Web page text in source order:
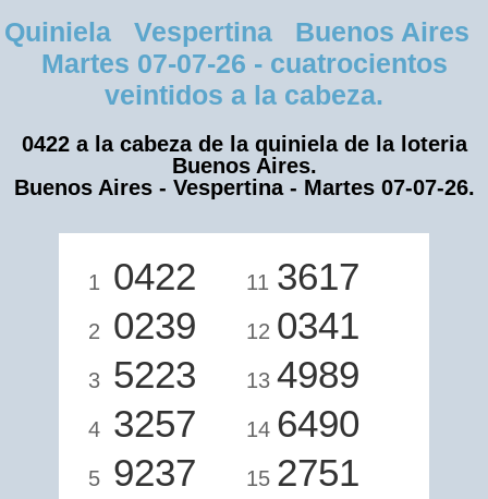
Quiniela Vespertina Buenos Aires
Martes 07-07-26 - cuatrocientos
veintidos a la cabeza.
0422 a la cabeza de la quiniela de la loteria
Buenos Aires.
Buenos Aires - Vespertina - Martes 07-07-26.
1 0422
2 0239
3 5223
4 3257
5 9237
11 3617
12 0341
13 4989
14 6490
15 2751